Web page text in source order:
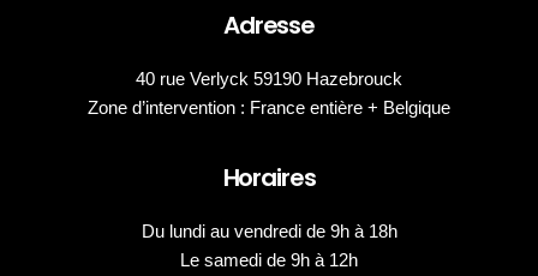
Adresse
40 rue Verlyck 59190 Hazebrouck
Zone d’intervention : France entière + Belgique
Horaires
Du lundi au vendredi de 9h à 18h
Le samedi de 9h à 12h